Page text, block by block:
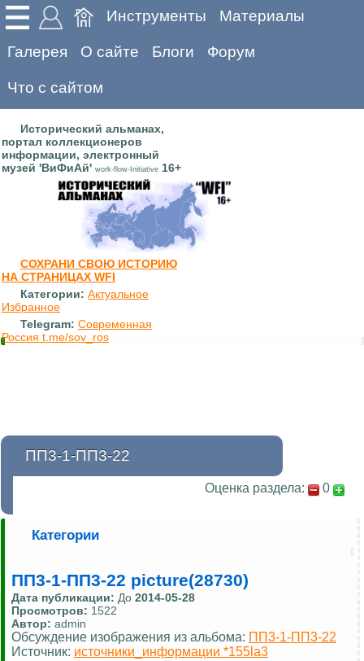
Инструменты Материалы
Галерея О сайте Блоги Форум
Что с сайтом
Исторический альманах,
портал коллекционеров
информации, электронный
музей 'ВиФиАй' work-flow-Initiative 16+
СОХРАНИ СВОЮ ИСТОРИЮ
НА СТРАНИЦАХ WFI
Категории: Актуальное
Избранное
Telegram: Современная
Россия t.me/sov_ros
ПП3-1-ПП3-22
Оценка раздела: 0
Категории
ПП3-1-ПП3-22 picture(28730)
Дата публикации: До 2014-05-28
Просмотров: 1522
Автор: admin
Обсуждение изображения из альбома: ПП3-1-ПП3-22
Источник: источники_информации *155la3